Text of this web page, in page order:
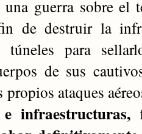
una guerra sobre el
de destruir la
túneles para
de sus
propios ataques
infraestructuras,